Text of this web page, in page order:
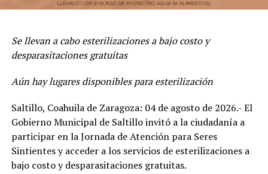
Alameda Zaragoza
• Martes 18 de agosto, sesión del Consejo Municipal
de la Juventud
• Jueves 20 de agosto, “Megacrucero de prevención
• Viernes 28 de agosto, anuncio de la convocatoria
de la beca de movilidad “Aquí Andamos por el Mundo”,
con la cual, jóvenes con liderazgo y compromiso social
participen en proyectos de voluntariado internacional.
retiro de ramas y troncos secos.
Las acciones de mantenimiento de “Aquí Andamos”
también se extendieron a la plaza pública de la colonia
Valparaíso y Panamá, donde se realizaron trabajos de
verdes, con el propósito de recuperar este espacio para
la recreación de las familias del sector.
Se llevan a cabo esterilizaciones a bajo costo y
desparasitaciones gratuitas
Aún hay lugares disponibles para esterilización
Saltillo, Coahuila de Zaragoza: 04 de agosto de 2026.- El
Gobierno Municipal de Saltillo invitó a la ciudadanía a
participar en la Jornada de Atención para Seres
Sintientes y acceder a los servicios de esterilizaciones a
bajo costo y desparasitaciones gratuitas.